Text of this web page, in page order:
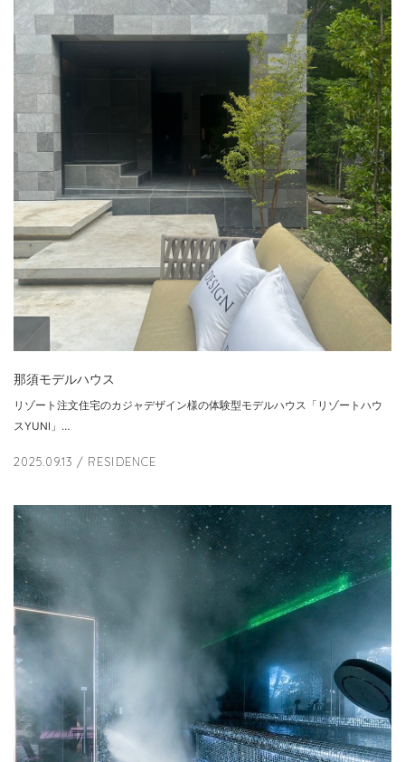
那須モデルハウス
リゾート注文住宅のカジャデザイン様の体験型モデルハウス「リゾートハウ
スYUNI」…
2025.09.13 / RESIDENCE